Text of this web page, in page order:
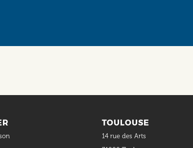
TOULOUSE
14 rue des Arts